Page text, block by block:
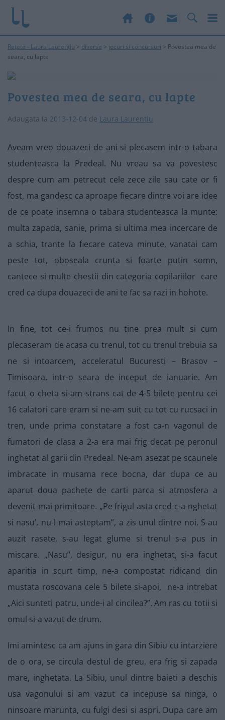
Rețete - Laura Laurențiu > diverse > jocuri si concursuri > Povestea mea de
seara, cu lapte
Povestea mea de seara, cu lapte
Adaugata la 2013-12-04 de Laura Laurențiu
Aveam vreo douazeci de ani si plecasem intr-o tabara
studenteasca la Predeal. Nu vreau sa va povestesc
despre cum am petrecut cele zece zile sau cate or fi
fost, ma gandesc ca aproape fiecare dintre voi are idee
de ce poate insemna o tabara studenteasca la munte:
multa zapada, sanie, prima si ultima mea incercare de
a schia, trante la fiecare cateva minute, vanatai cam
peste tot, oboseala crunta si foarte putin somn,
cantece si multe chestii din categoria copilariilor care
cred ca dupa douazeci de ani te fac sa razi in hohote.
In fine, tot ce-i frumos nu tine prea mult si cum
plecaseram de acasa cu trenul, tot cu trenul trebuia sa
ne si intoarcem, acceleratul Bucuresti – Brasov –
Timisoara, intr-o seara de inceput de ianuarie. Am
facut o cheta si-am strans cat de 4-5 bilete pentru cei
16 calatori care eram si ne-am suit cu tot cu rucsaci in
tren, unde prima constatare a fost ca-n vagonul de
fumatori de clasa a 2-a era mai frig decat pe peronul
inghetat al garii din Predeal. Ne-am asezat pe scaunele
imbracate in musama rece bocna, dar dupa ce au
aparut doua pachete de carti parca si atmosfera a
devenit mai primitoare. „Pe frigul asta cred c-a-nghetat
si nasu’, nu-l mai asteptam”, a zis unul dintre noi. S-au
auzit rasete, s-au legat glume si trenul s-a pus in
miscare. „Nasu”, desigur, nu era inghetat, si-a facut
aparitia in scurt timp, ne-a compostat ridicand din
mustata roscovana cele 5 bilete si-apoi, ne-a intrebat
„Aici sunteti patru, unde-i al cincilea?”. Am ras cu totii si
omul si-a vazut de drum.
Imi amintesc ca am ajuns in gara din Sibiu cu intarziere
de o ora, se circula destul de greu, era frig si zapada
mare, inghetata. La Sibiu, unul dintre baieti a deschis
usa vagonului si am vazut ca incepuse sa ninga, o
ninsoare marunta, cu fulgi desi si aspri. Dupa care am